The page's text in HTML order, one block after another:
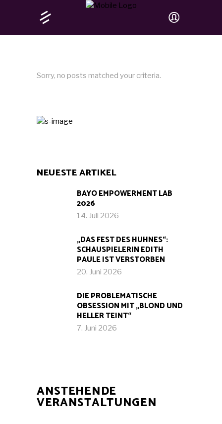
Sorry, no posts matched your criteria.
NEUESTE ARTIKEL
BAYO EMPOWERMENT LAB
2026
14. Juli 2026
„DAS FEST DES HUHNES“:
SCHAUSPIELERIN EDITH
PAULE IST VERSTORBEN
20. Juni 2026
DIE PROBLEMATISCHE
OBSESSION MIT „BLOND UND
HELLER TEINT“
7. Juni 2026
ANSTEHENDE
VERANSTALTUNGEN